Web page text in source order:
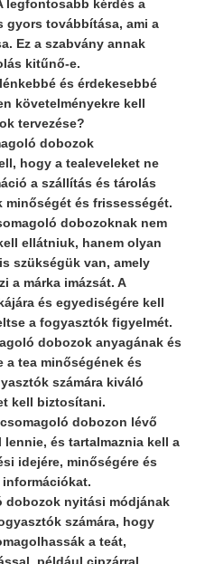
legfontosabb kérdés a
gyors továbbítása, ami a
Ez a szabvány annak
kitűnő-e.
és érdekesebbé
követelményekre kell
tervezése?
dobozok
hogy a tealeveleket ne
a szállítás és tárolás
minőségét és frissességét.
dobozoknak nem
ellátniuk, hanem olyan
szükségük van, amely
a márka imázsát. A
és egyediségére kell
a fogyasztók figyelmét.
dobozok anyagának és
a tea minőségének és
számára kiváló
kell biztosítani.
dobozon lévő
és tartalmaznia kell a
idejére, minőségére és
dobozok nyitási módjának
számára, hogy
a teát,